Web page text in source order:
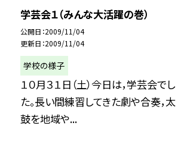
学芸会１（みんな大活躍の巻）
公開日 2009/11/04
更新日 2009/11/04
学校の様子
１０月３１日（土）今日は，学芸会でし
た。長い間練習してきた劇や合奏，太
鼓を地域や...